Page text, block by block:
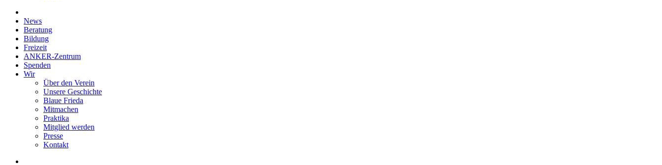
News
Beratung
Bildung
Freizeit
ANKER-Zentrum
Spenden
Wir
Über den Verein
Unsere Geschichte
Blaue Frieda
Mitmachen
Praktika
Mitglied werden
Presse
Kontakt